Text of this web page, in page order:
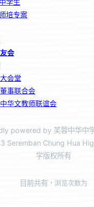
培专案
会
会堂
事联合会
华文教师联谊会
powered by 芙蓉中华中
Seremban Chung Hua
学版权所有
目前共有 ，浏览次数为